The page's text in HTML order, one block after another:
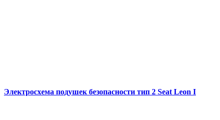
Электросхема подушек безопасности тип 2 Seat Leon I